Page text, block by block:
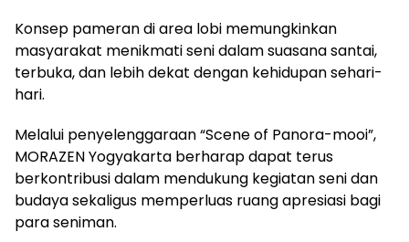
Konsep pameran di area lobi memungkinkan
masyarakat menikmati seni dalam suasana santai,
terbuka, dan lebih dekat dengan kehidupan sehari-
hari.
Melalui penyelenggaraan “Scene of Panora-mooi”,
MORAZEN Yogyakarta berharap dapat terus
berkontribusi dalam mendukung kegiatan seni dan
budaya sekaligus memperluas ruang apresiasi bagi
para seniman.